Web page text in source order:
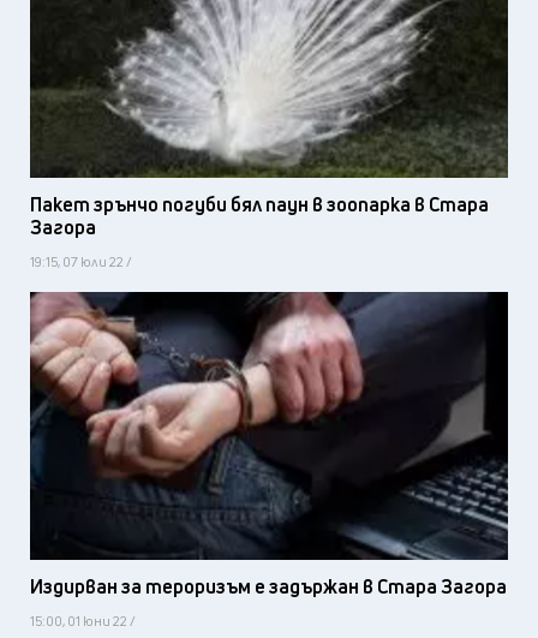
Пакет зрънчо погуби бял паун в зоопарка в Стара
Загора
19:15, 07 юли 22 /
Издирван за тероризъм е задържан в Стара Загора
15:00, 01 юни 22 /